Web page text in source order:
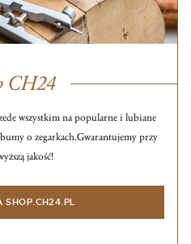
CH24
wszystkim na popularne i lubiane
o zegarkach.Gwarantujemy przy
jakość!
SHOP.CH24.PL